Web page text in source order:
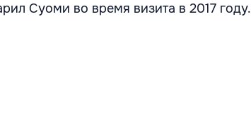
Суоми во время визита в 2017 году.